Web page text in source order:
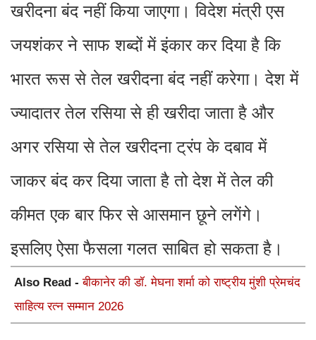
खरीदना बंद नहीं किया जाएगा। विदेश मंत्री एस
जयशंकर ने साफ शब्दों में इंकार कर दिया है कि
भारत रूस से तेल खरीदना बंद नहीं करेगा। देश में
ज्यादातर तेल रसिया से ही खरीदा जाता है और
अगर रसिया से तेल खरीदना ट्रंप के दबाव में
जाकर बंद कर दिया जाता है तो देश में तेल की
कीमत एक बार फिर से आसमान छूने लगेंगे।
इसलिए ऐसा फैसला गलत साबित हो सकता है।
Also Read -बीकानेर की डॉ. मेघना शर्मा को राष्ट्रीय मुंशी प्रेमचंद
साहित्य रत्न सम्मान 2026